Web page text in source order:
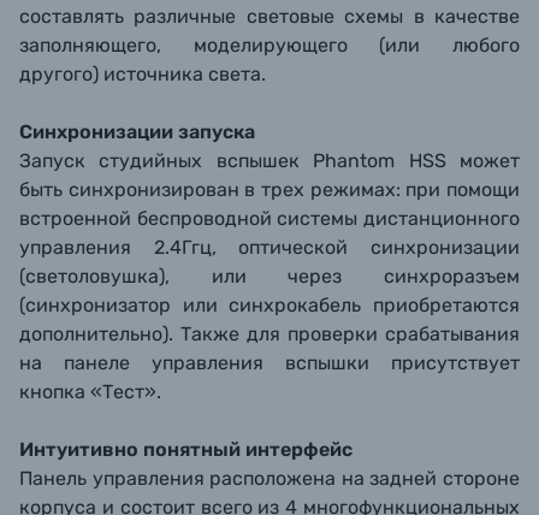
составлять различные световые схемы в качестве
заполняющего, моделирующего (или любого
другого) источника света.
Синхронизации запуска
Запуск студийных вспышек Phantom HSS может
быть синхронизирован в трех режимах: при помощи
встроенной беспроводной системы дистанционного
управления 2.4Ггц, оптической синхронизации
(светоловушка), или через синхроразъем
(синхронизатор или синхрокабель приобретаются
дополнительно). Также для проверки срабатывания
на панеле управления вспышки присутствует
кнопка «Тест».
Интуитивно понятный интерфейс
Панель управления расположена на задней стороне
корпуса и состоит всего из 4 многофункциональных